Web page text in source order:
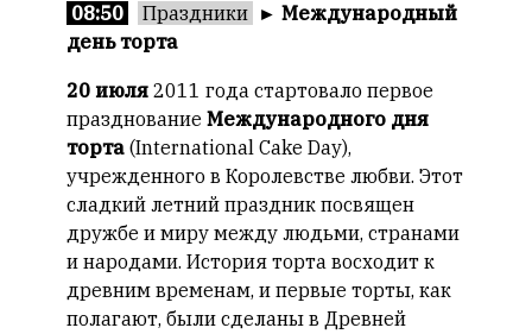
Онлайн
всего:
Гостей:
Пользователей:
НАШИ
ПРАВИЛА
08:50 Праздники ► Международный
день торта
20 июля 2011 года стартовало первое
празднование Международного дня
торта (International Cake Day),
учрежденного в Королевстве любви. Этот
сладкий летний праздник посвящен
дружбе и миру между людьми, странами
и народами. История торта восходит к
древним временам, и первые торты, как
полагают, были сделаны в Древней